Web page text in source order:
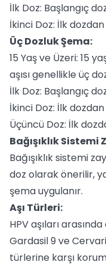
İlk Doz: Başlangıç
İkinci Doz: İlk
Üç Dozluk Şema:
15 Yaş ve Üzeri: 15
aşısı genellikle üç
İlk Doz: Başlangıç
İkinci Doz: İlk
Üçüncü Doz: İlk
Bağışıklık Sistemi
Bağışıklık sistemi
doz olarak önerilir,
şema uygulanır.
Aşı Türleri:
HPV aşıları
Gardasil 9 ve
türlerine karşı